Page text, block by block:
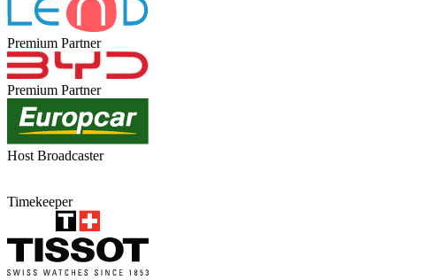
Premium Partner
Premium Partner
Host Broadcaster
Timekeeper